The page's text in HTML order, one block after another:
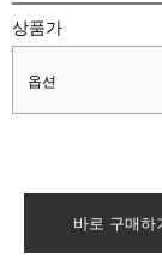
상품가
옵션
바로 구매하